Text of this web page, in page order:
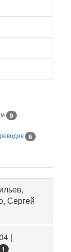
9
6
Сергей
|
1